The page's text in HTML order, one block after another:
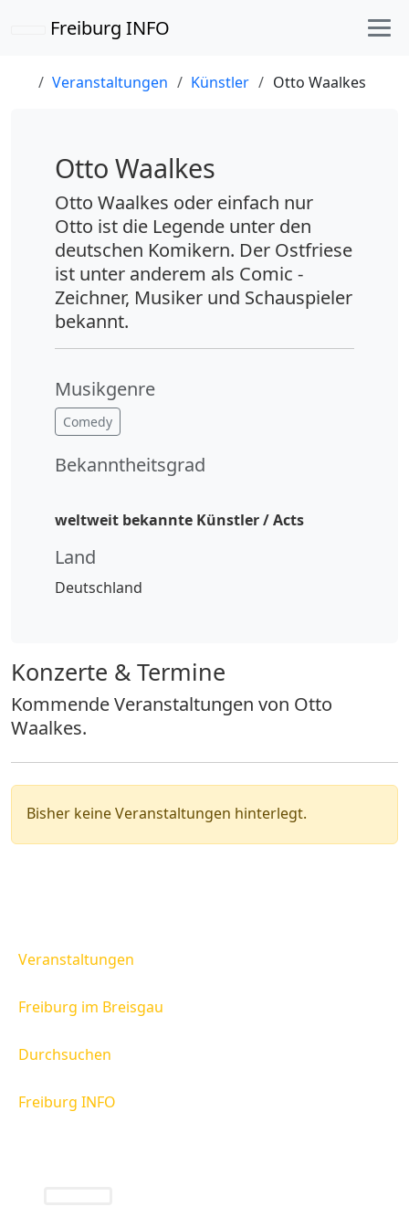
Freiburg INFO
Veranstaltungen Künstler Otto Waalkes
Otto Waalkes
Otto Waalkes oder einfach nur
Otto ist die Legende unter den
deutschen Komikern. Der Ostfriese
ist unter anderem als Comic -
Zeichner, Musiker und Schauspieler
bekannt.
Musikgenre
Comedy
Bekanntheitsgrad
weltweit bekannte Künstler / Acts
Land
Deutschland
Konzerte & Termine
Kommende Veranstaltungen von Otto
Waalkes.
Bisher keine Veranstaltungen hinterlegt.
Veranstaltungen
Freiburg im Breisgau
Durchsuchen
Freiburg INFO